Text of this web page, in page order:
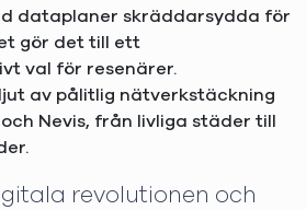
dataplaner skräddarsydda för
gör det till ett
val för resenärer.
av pålitlig nätverkstäckning
Nevis, från livliga städer till
revolutionen och